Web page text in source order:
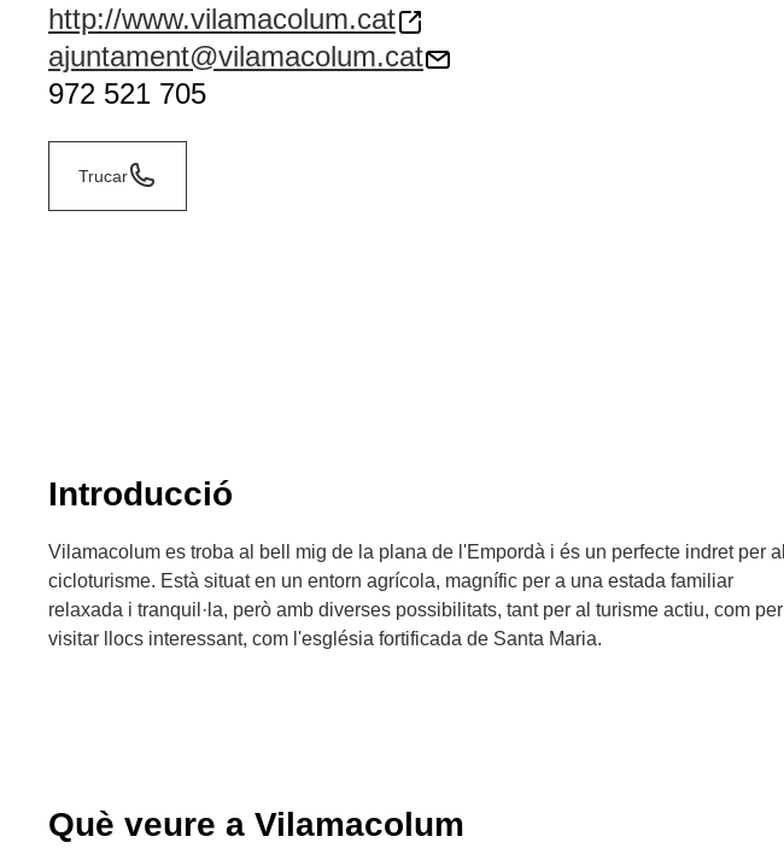
http://www.vilamacolum.cat
ajuntament@vilamacolum.cat
972 521 705
Trucar
Introducció
Vilamacolum es troba al bell mig de la plana de l'Empordà i és un perfecte indret per al
cicloturisme. Està situat en un entorn agrícola, magnífic per a una estada familiar
relaxada i tranquil·la, però amb diverses possibilitats, tant per al turisme actiu, com per
visitar llocs interessant, com l'església fortificada de Santa Maria.
Què veure a Vilamacolum